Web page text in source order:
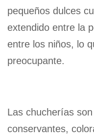
pequeños dulces
extendido entre la
entre los niños, lo
preocupante.
Las chucherías
conservantes,